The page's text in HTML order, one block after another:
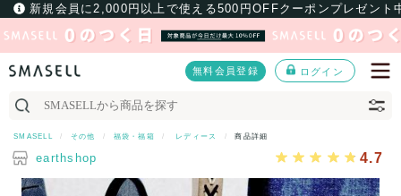
新規会員に2,000円以上で使える500円OFFクーポンプレゼント
無料会員登録 ログイン
SMASELL その他 福袋・福箱 レディース 商品詳細
earthshop 4.7